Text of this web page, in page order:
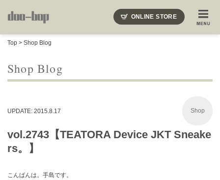
ONLINE STORE
Top > Shop Blog
Shop Blog
UPDATE: 2015.8.17 Shop
vol.2743【TEATORA Device JKT Sneake
rs。】
こんばんは。手島です。